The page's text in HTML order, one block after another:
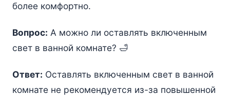
более комфортно.
Вопрос: А можно ли оставлять включенным
свет в ванной комнате? 🛁
Ответ: Оставлять включенным свет в ванной
комнате не рекомендуется из-за повышенной